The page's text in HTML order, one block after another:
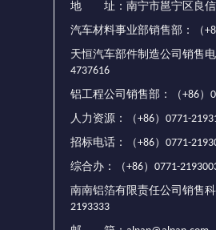
地 址：南宁市邕宁区良信
汽车材料事业部销售部：（
天恒汽车部件制造公司销售
4737616
铝工程公司销售部：（+86）
人力资源：（+86）0771-
招标电话：（+86）0771-
综合办：（+86）0771-
南南铝箔有限责任公司销售
2193333